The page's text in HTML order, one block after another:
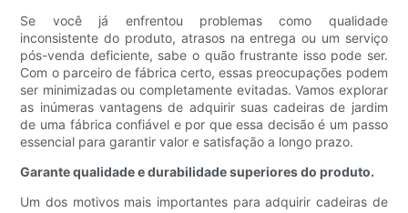
Se você já enfrentou problemas como qualidade
inconsistente do produto, atrasos na entrega ou um serviço
pós-venda deficiente, sabe o quão frustrante isso pode ser.
Com o parceiro de fábrica certo, essas preocupações podem
ser minimizadas ou completamente evitadas. Vamos explorar
as inúmeras vantagens de adquirir suas cadeiras de jardim
de uma fábrica confiável e por que essa decisão é um passo
essencial para garantir valor e satisfação a longo prazo.
Garante qualidade e durabilidade superiores do produto.
Um dos motivos mais importantes para adquirir cadeiras de